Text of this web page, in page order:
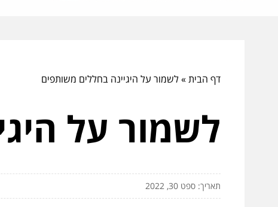
דף הבית»לשמור על היגיינה בחללים משותפים
לשמור על
תאריך: ספט 30, 2022